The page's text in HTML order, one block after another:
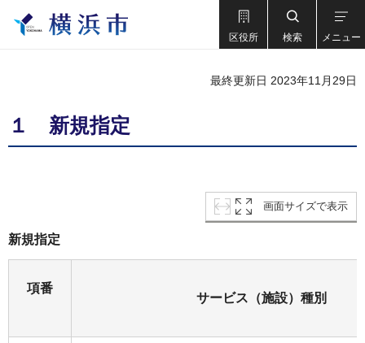
区役所 検索 メニュー
最終更新日 2023年11月29日
１ 新規指定
画面サイズで表示
新規指定
項番
サービス（施設）種別